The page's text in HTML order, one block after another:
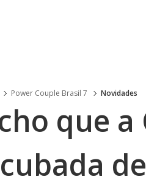
Power Couple Brasil 7 Novidades
que